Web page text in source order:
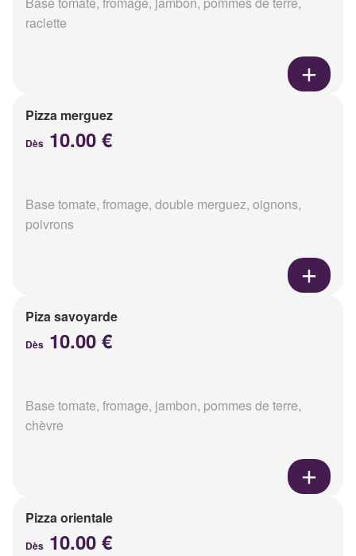
raclette
Pizza merguez
Dès 10.00 €
Base tomate, fromage, double merguez, oignons,
poivrons
Piza savoyarde
Dès 10.00 €
Base tomate, fromage, jambon, pommes de terre,
chèvre
Pizza orientale
Dès 10.00 €